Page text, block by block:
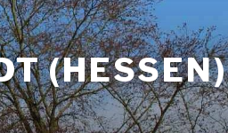
(HESSEN)